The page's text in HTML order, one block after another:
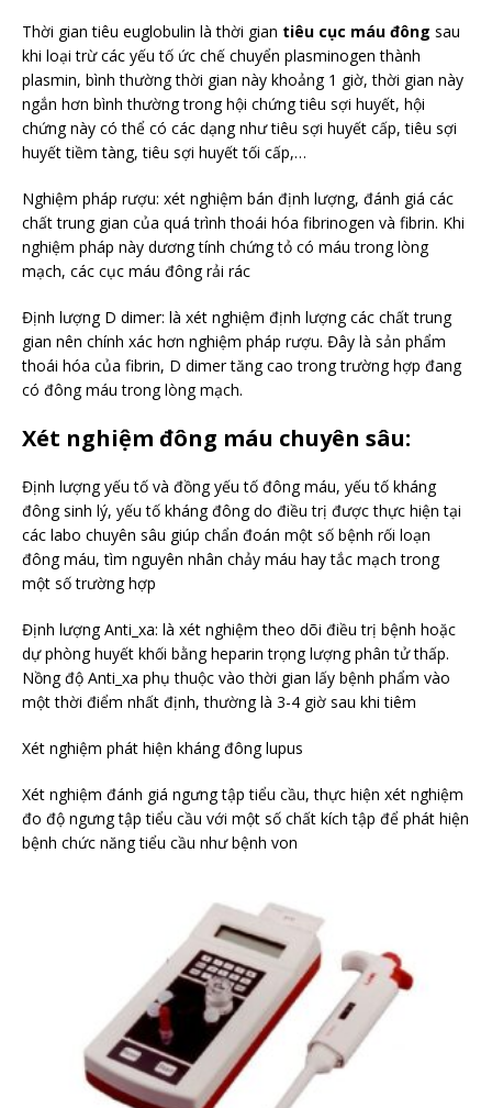
Thời gian tiêu euglobulin là thời gian tiêu cục máu đông sau
khi loại trừ các yếu tố ức chế chuyển plasminogen thành
plasmin, bình thường thời gian này khoảng 1 giờ, thời gian này
ngắn hơn bình thường trong hội chứng tiêu sợi huyết, hội
chứng này có thể có các dạng như tiêu sợi huyết cấp, tiêu sợi
huyết tiềm tàng, tiêu sợi huyết tối cấp,…
Nghiệm pháp rượu: xét nghiệm bán định lượng, đánh giá các
chất trung gian của quá trình thoái hóa fibrinogen và fibrin. Khi
nghiệm pháp này dương tính chứng tỏ có máu trong lòng
mạch, các cục máu đông rải rác
Định lượng D dimer: là xét nghiệm định lượng các chất trung
gian nên chính xác hơn nghiệm pháp rượu. Đây là sản phẩm
thoái hóa của fibrin, D dimer tăng cao trong trường hợp đang
có đông máu trong lòng mạch.
Xét nghiệm đông máu chuyên sâu:
Định lượng yếu tố và đồng yếu tố đông máu, yếu tố kháng
đông sinh lý, yếu tố kháng đông do điều trị được thực hiện tại
các labo chuyên sâu giúp chẩn đoán một số bệnh rối loạn
đông máu, tìm nguyên nhân chảy máu hay tắc mạch trong
một số trường hợp
Định lượng Anti_xa: là xét nghiệm theo dõi điều trị bệnh hoặc
dự phòng huyết khối bằng heparin trọng lượng phân tử thấp.
Nồng độ Anti_xa phụ thuộc vào thời gian lấy bệnh phẩm vào
một thời điểm nhất định, thường là 3-4 giờ sau khi tiêm
Xét nghiệm phát hiện kháng đông lupus
Xét nghiệm đánh giá ngưng tập tiểu cầu, thực hiện xét nghiệm
đo độ ngưng tập tiểu cầu với một số chất kích tập để phát hiện
bệnh chức năng tiểu cầu như bệnh von